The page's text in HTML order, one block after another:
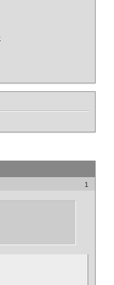
1